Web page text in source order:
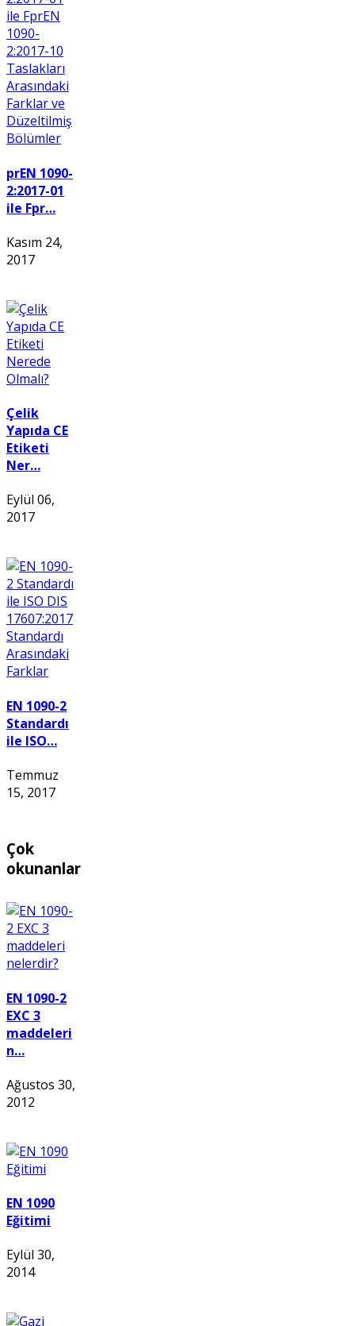
prEN 1090-
2:2017-01
ile Fpr…
Kasım 24,
2017
Çelik
Yapıda CE
Etiketi
Ner…
Eylül 06,
2017
EN 1090-2
Standardı
ile ISO…
Temmuz
15, 2017
Çok
okunanlar
EN 1090-2
EXC 3
maddeleri
n…
Ağustos 30,
2012
EN 1090
Eğitimi
Eylül 30,
2014